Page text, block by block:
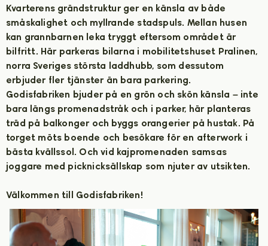
Kvarterens grändstruktur ger en känsla av både
småskalighet och myllrande stadspuls. Mellan husen
kan grannbarnen leka tryggt eftersom området är
bilfritt. Här parkeras bilarna i mobilitetshuset Pralinen,
norra Sveriges största laddhubb, som dessutom
erbjuder fler tjänster än bara parkering.
Godisfabriken bjuder på en grön och skön känsla – inte
bara längs promenadstråk och i parker, här planteras
träd på balkonger och byggs orangerier på hustak. På
torget möts boende och besökare för en afterwork i
bästa kvällssol. Och vid kajpromenaden samsas
joggare med picknicksällskap som njuter av utsikten.
Välkommen till Godisfabriken!